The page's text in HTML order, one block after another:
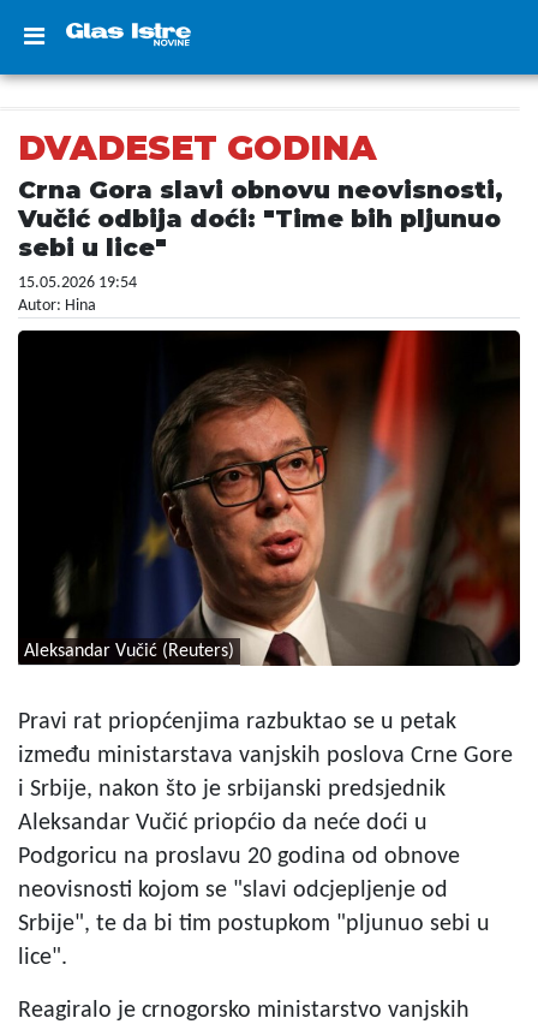
DVADESET GODINA
Crna Gora slavi obnovu neovisnosti,
Vučić odbija doći: "Time bih pljunuo
sebi u lice"
15.05.2026 19:54
Autor: Hina
Aleksandar Vučić (Reuters)
Pravi rat priopćenjima razbuktao se u petak
između ministarstava vanjskih poslova Crne Gore
i Srbije, nakon što je srbijanski predsjednik
Aleksandar Vučić priopćio da neće doći u
Podgoricu na proslavu 20 godina od obnove
neovisnosti kojom se "slavi odcjepljenje od
Srbije", te da bi tim postupkom "pljunuo sebi u
lice".
Reagiralo je crnogorsko ministarstvo vanjskih